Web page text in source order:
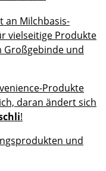
an Milchbasis-
vielseitige Produkte
und
Produkte
daran ändert sich
!
und